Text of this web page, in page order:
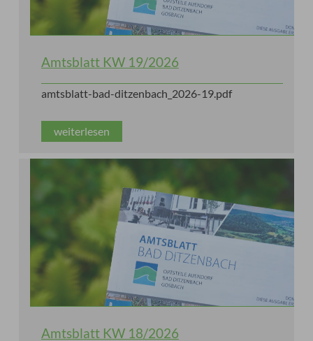
Amtsblatt KW 19/2026
amtsblatt-bad-ditzenbach_2026-19.pdf
weiterlesen
Amtsblatt KW 18/2026